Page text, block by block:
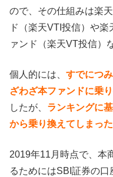
ので、その仕組みは楽
ド（楽天VTI投信）や
ァンド（楽天VT投信）
個人的には、 すでにつ
ざわざ本ファンドに乗
したが、 ランキングに
から乗り換えてしまった
2019年11月時点で、本
るためにはSBI証券の口